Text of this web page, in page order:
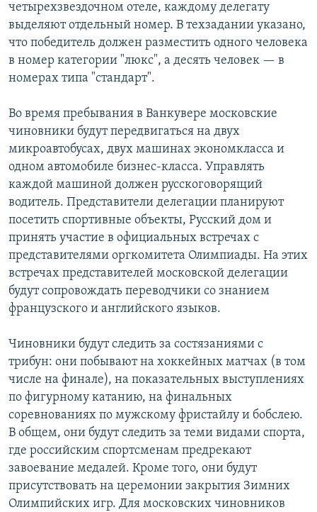
четырехзвездочном отеле, каждому делегату
выделяют отдельный номер. В техзадании указано,
что победитель должен разместить одного человека
в номер категории "люкс", а десять человек — в
номерах типа "стандарт".
Во время пребывания в Ванкувере московские
чиновники будут передвигаться на двух
микроавтобусах, двух машинах экономкласса и
одном автомобиле бизнес-класса. Управлять
каждой машиной должен русскоговорящий
водитель. Представители делегации планируют
посетить спортивные объекты, Русский дом и
принять участие в официальных встречах с
представителями оргкомитета Олимпиады. На этих
встречах представителей московской делегации
будут сопровождать переводчики со знанием
французского и английского языков.
Чиновники будут следить за состязаниями с
трибун: они побывают на хоккейных матчах (в том
числе на финале), на показательных выступлениях
по фигурному катанию, на финальных
соревнованиях по мужскому фристайлу и бобслею.
В общем, они будут следить за теми видами спорта,
где российским спортсменам предрекают
завоевание медалей. Кроме того, они будут
присутствовать на церемонии закрытия Зимних
Олимпийских игр. Для московских чиновников